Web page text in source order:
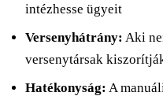
intézhesse ügyeit
Versenyhátrány: Aki
versenytársak
Hatékonyság: A